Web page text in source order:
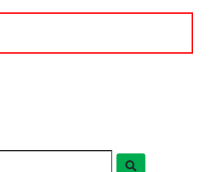
Search